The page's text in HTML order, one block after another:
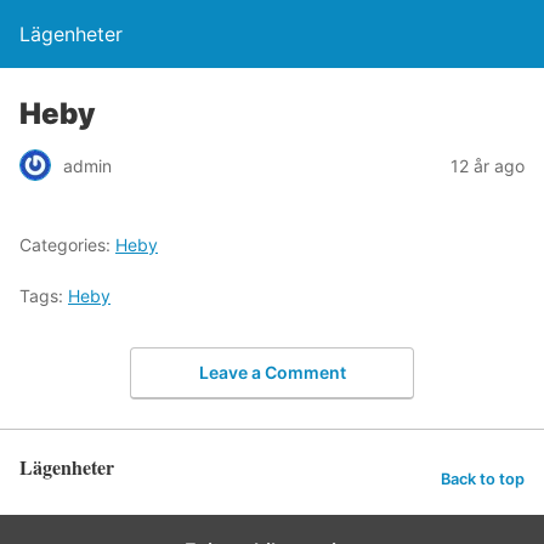
Lägenheter
Heby
admin 12 år ago
Categories: Heby
Tags: Heby
Leave a Comment
Lägenheter Back to top